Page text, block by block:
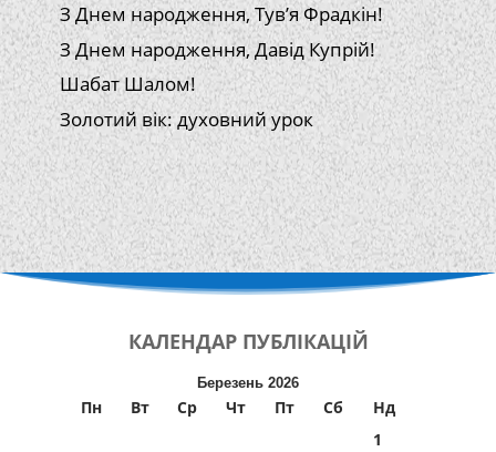
З Днем народження, Тув’я Фрадкін!
З Днем народження, Давід Купрій!
Шабат Шалом!
Золотий вік: духовний урок
КАЛЕНДАР ПУБЛІКАЦІЙ
Березень 2026
Пн Вт Ср Чт Пт Сб
Нд
1